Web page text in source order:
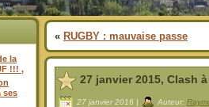
la
!!! ,
ses
« RUGBY : mauvaise passe
27 janvier 2015, Clash
27 janvier 2016 | Auteur: